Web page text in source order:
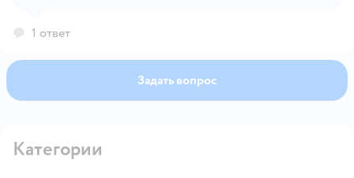
1 ответ
Задать вопрос
Категории